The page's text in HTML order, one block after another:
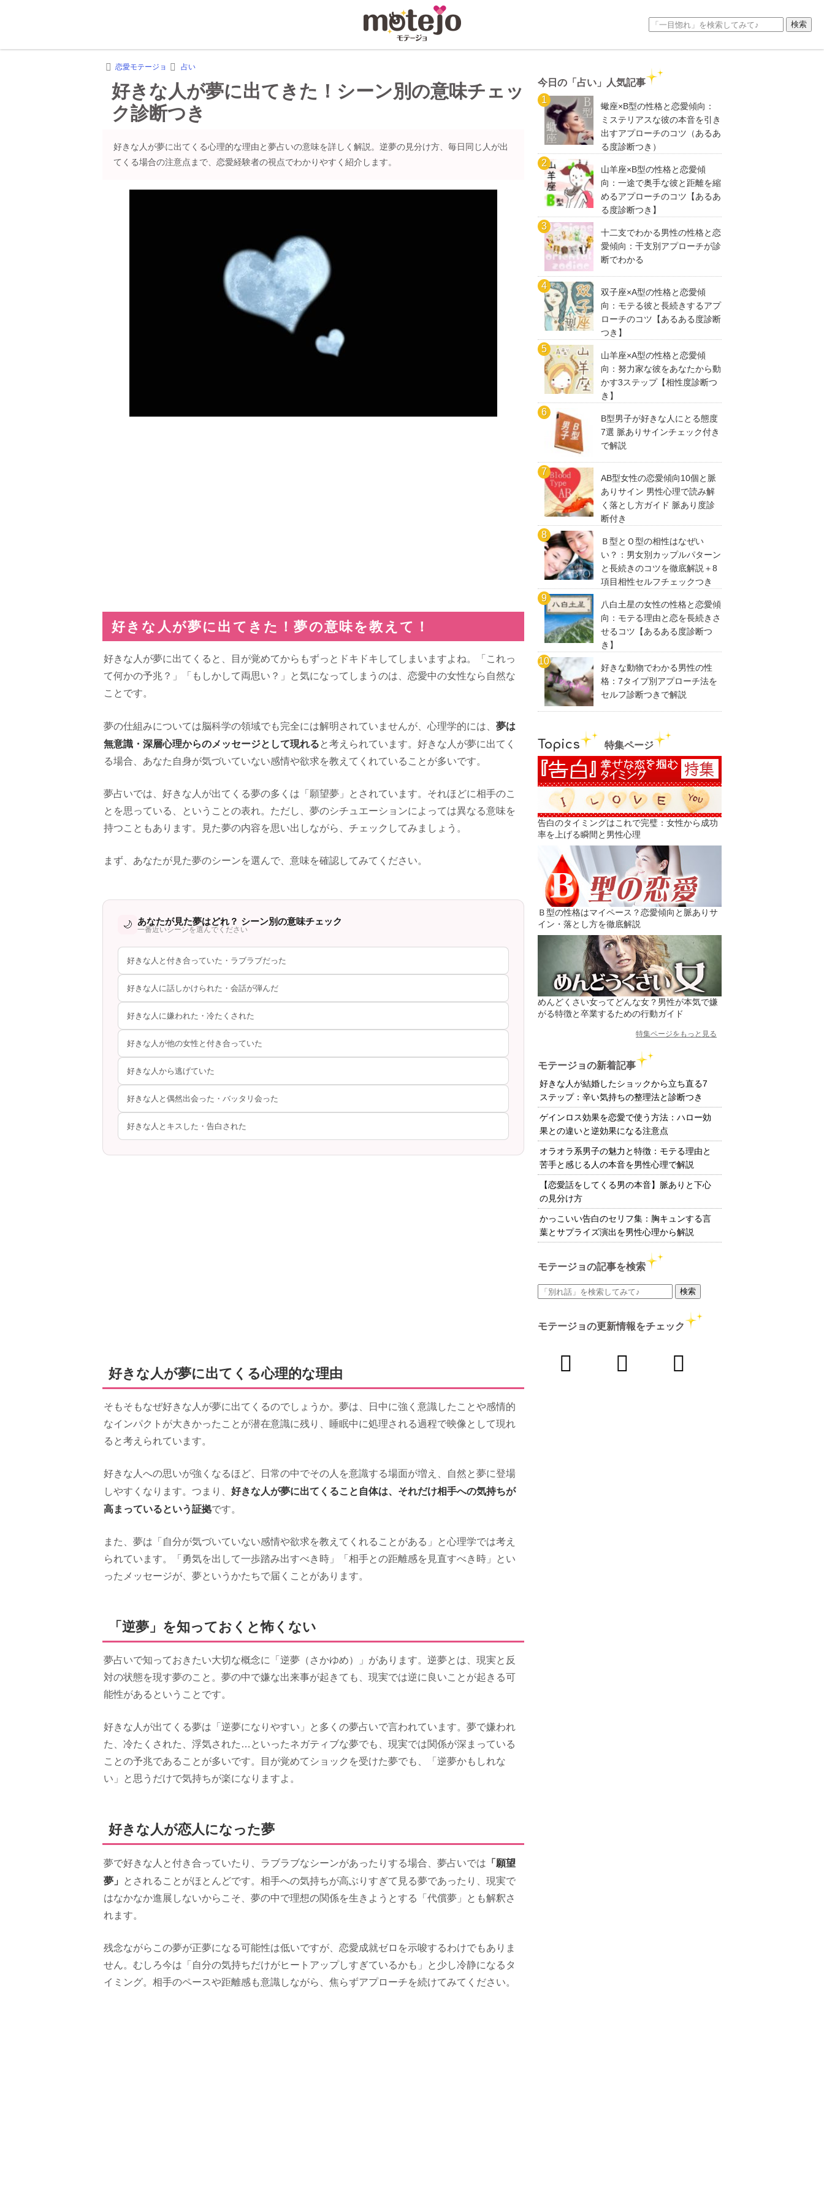
恋愛モテージョ 占い
好きな人が夢に出てきた！シーン別の意味チェッ
ク診断つき
好きな人が夢に出てくる心理的な理由と夢占いの意味を詳しく解説。逆夢の見分け方、毎日同じ人が出
てくる場合の注意点まで、恋愛経験者の視点でわかりやすく紹介します。
好きな人が夢に出てきた！夢の意味を教えて！
好きな人が夢に出てくると、目が覚めてからもずっとドキドキしてしまいますよね。「これっ
て何かの予兆？」「もしかして両思い？」と気になってしまうのは、恋愛中の女性なら自然な
ことです。
夢の仕組みについては脳科学の領域でも完全には解明されていませんが、心理学的には、 夢は
無意識・深層心理からのメッセージとして現れると考えられています。好きな人が夢に出てく
る場合、あなた自身が気づいていない感情や欲求を教えてくれていることが多いです。
夢占いでは、好きな人が出てくる夢の多くは「願望夢」とされています。それほどに相手のこ
とを思っている、ということの表れ。ただし、夢のシチュエーションによっては異なる意味を
持つこともあります。見た夢の内容を思い出しながら、チェックしてみましょう。
まず、あなたが見た夢のシーンを選んで、意味を確認してみてください。
🌙 あなたが見た夢はどれ？ シーン別の意味チェック
一番近いシーンを選んでください
好きな人と付き合っていた・ラブラブだった
好きな人に話しかけられた・会話が弾んだ
好きな人に嫌われた・冷たくされた
好きな人が他の女性と付き合っていた
好きな人から逃げていた
好きな人と偶然出会った・バッタリ会った
好きな人とキスした・告白された
好きな人が夢に出てくる心理的な理由
そもそもなぜ好きな人が夢に出てくるのでしょうか。夢は、日中に強く意識したことや感情的
なインパクトが大きかったことが潜在意識に残り、睡眠中に処理される過程で映像として現れ
ると考えられています。
好きな人への思いが強くなるほど、日常の中でその人を意識する場面が増え、自然と夢に登場
しやすくなります。つまり、 好きな人が夢に出てくること自体は、それだけ相手への気持ちが
高まっているという証拠です。
また、夢は「自分が気づいていない感情や欲求を教えてくれることがある」と心理学では考え
られています。「勇気を出して一歩踏み出すべき時」「相手との距離感を見直すべき時」とい
ったメッセージが、夢というかたちで届くことがあります。
「逆夢」を知っておくと怖くない
夢占いで知っておきたい大切な概念に「逆夢（さかゆめ）」があります。逆夢とは、現実と反
対の状態を現す夢のこと。夢の中で嫌な出来事が起きても、現実では逆に良いことが起きる可
能性があるということです。
好きな人が出てくる夢は「逆夢になりやすい」と多くの夢占いで言われています。夢で嫌われ
た、冷たくされた、浮気された…といったネガティブな夢でも、現実では関係が深まっている
ことの予兆であることが多いです。目が覚めてショックを受けた夢でも、「逆夢かもしれな
い」と思うだけで気持ちが楽になりますよ。
好きな人が恋人になった夢
夢で好きな人と付き合っていたり、ラブラブなシーンがあったりする場合、夢占いでは 「願望
夢」
とされることがほとんどです。相手への気持ちが高ぶりすぎて見る夢であったり、現実で
はなかなか進展しないからこそ、夢の中で理想の関係を生きようとする「代償夢」とも解釈さ
れます。
残念ながらこの夢が正夢になる可能性は低いですが、恋愛成就ゼロを示唆するわけでもありま
せん。むしろ今は「自分の気持ちだけがヒートアップしすぎているかも」と少し冷静になるタ
イミング。相手のペースや距離感も意識しながら、焦らずアプローチを続けてみてください。
今日の「占い」人気記事
蠍座×B型の性格と恋愛傾向：
ミステリアスな彼の本音を引き
出すアプローチのコツ（あるあ
る度診断つき）
山羊座×B型の性格と恋愛傾
向：一途で奥手な彼と距離を縮
めるアプローチのコツ【あるあ
る度診断つき】
十二支でわかる男性の性格と恋
愛傾向：干支別アプローチが診
断でわかる
双子座×A型の性格と恋愛傾
向：モテる彼と長続きするアプ
ローチのコツ【あるある度診断
つき】
山羊座×A型の性格と恋愛傾
向：努力家な彼をあなたから動
かす3ステップ【相性度診断つ
き】
B型男子が好きな人にとる態度
7選 脈ありサインチェック付き
で解説
AB型女性の恋愛傾向10個と脈
ありサイン 男性心理で読み解
く落とし方ガイド 脈あり度診
断付き
Ｂ型とＯ型の相性はなぜい
い？：男女別カップルパターン
と長続きのコツを徹底解説＋8
項目相性セルフチェックつき
八白土星の女性の性格と恋愛傾
向：モテる理由と恋を長続きさ
せるコツ【あるある度診断つ
き】
好きな動物でわかる男性の性
格：7タイプ別アプローチ法を
セルフ診断つきで解説
Topics 特集ページ
告白のタイミングはこれで完璧：女性から成功
率を上げる瞬間と男性心理
Ｂ型の性格はマイペース？恋愛傾向と脈ありサ
イン・落とし方を徹底解説
めんどくさい女ってどんな女？男性が本気で嫌
がる特徴と卒業するための行動ガイド
特集ページをもっと見る
モテージョの新着記事
好きな人が結婚したショックから立ち直る7
ステップ：辛い気持ちの整理法と診断つき
ゲインロス効果を恋愛で使う方法：ハロー効
果との違いと逆効果になる注意点
オラオラ系男子の魅力と特徴：モテる理由と
苦手と感じる人の本音を男性心理で解説
【恋愛話をしてくる男の本音】脈ありと下心
の見分け方
かっこいい告白のセリフ集：胸キュンする言
葉とサプライズ演出を男性心理から解説
モテージョの記事を検索
モテージョの更新情報をチェック